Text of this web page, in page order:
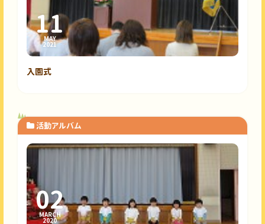
11
MAY
2021
入園式
活動アルバム
02
MARCH
2020